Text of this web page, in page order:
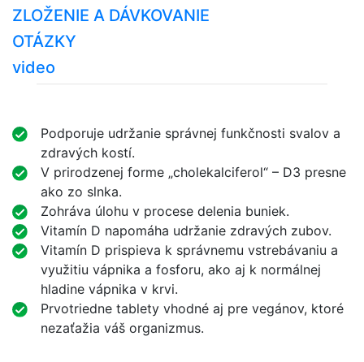
ZLOŽENIE A DÁVKOVANIE
OTÁZKY
video
Podporuje udržanie správnej funkčnosti svalov a
zdravých kostí.
V prirodzenej forme „cholekalciferol“ – D3 presne
ako zo slnka.
Zohráva úlohu v procese delenia buniek.
Vitamín D napomáha udržanie zdravých zubov.
Vitamín D prispieva k správnemu vstrebávaniu a
využitiu vápnika a fosforu, ako aj k normálnej
hladine vápnika v krvi.
Prvotriedne tablety vhodné aj pre vegánov, ktoré
nezaťažia váš organizmus.